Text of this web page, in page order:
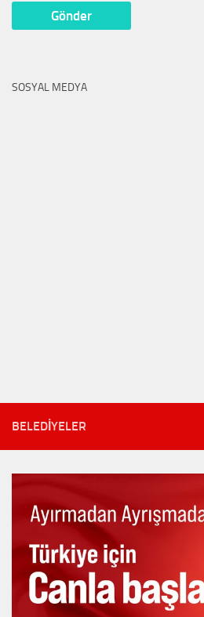
SOSYAL MEDYA
BELEDIYELER